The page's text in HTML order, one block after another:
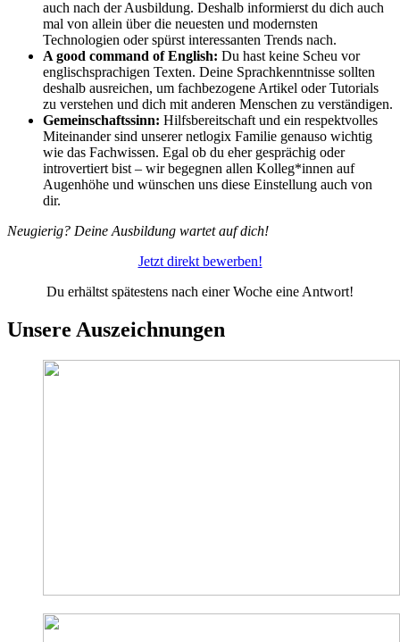
auch nach der Ausbildung. Deshalb informierst du dich auch
mal von allein über die neuesten und modernsten
Technologien oder spürst interessanten Trends nach.
A good command of English: Du hast keine Scheu vor
englischsprachigen Texten. Deine Sprachkenntnisse sollten
deshalb ausreichen, um fachbezogene Artikel oder Tutorials
zu verstehen und dich mit anderen Menschen zu verständigen.
Gemeinschaftssinn: Hilfsbereitschaft und ein respektvolles
Miteinander sind unserer netlogix Familie genauso wichtig
wie das Fachwissen. Egal ob du eher gesprächig oder
introvertiert bist – wir begegnen allen Kolleg*innen auf
Augenhöhe und wünschen uns diese Einstellung auch von
dir.
Neugierig? Deine Ausbildung wartet auf dich!
Jetzt direkt bewerben!
Du erhältst spätestens nach einer Woche eine Antwort!
Unsere Auszeichnungen